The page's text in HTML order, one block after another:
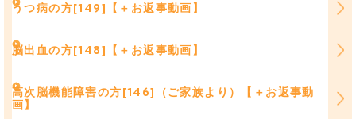
うつ病の方[149]【＋お返事動画】
脳出血の方[148]【＋お返事動画】
高次脳機能障害の方[146]（ご家族より）【＋お返事動
画】